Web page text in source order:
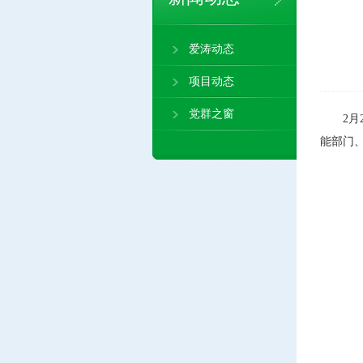
2月27
能部门
爱涛动态
项目动态
党群之窗